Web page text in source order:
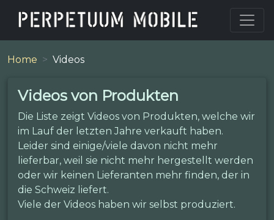
Home Videos
Videos von Produkten
Die Liste zeigt Videos von Produkten, welche wir
im Lauf der letzten Jahre verkauft haben.
Leider sind einige/viele davon nicht mehr
lieferbar, weil sie nicht mehr hergestellt werden
oder wir keinen Lieferanten mehr finden, der in
die Schweiz liefert.
Viele der Videos haben wir selbst produziert.